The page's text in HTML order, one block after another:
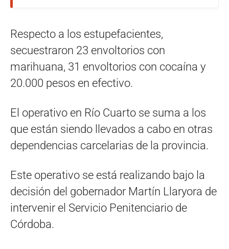
Respecto a los estupefacientes,
secuestraron 23 envoltorios con
marihuana, 31 envoltorios con cocaína y
20.000 pesos en efectivo.
El operativo en Río Cuarto se suma a los
que están siendo llevados a cabo en otras
dependencias carcelarias de la provincia.
Este operativo se está realizando bajo la
decisión del gobernador Martín Llaryora de
intervenir el Servicio Penitenciario de
Córdoba.